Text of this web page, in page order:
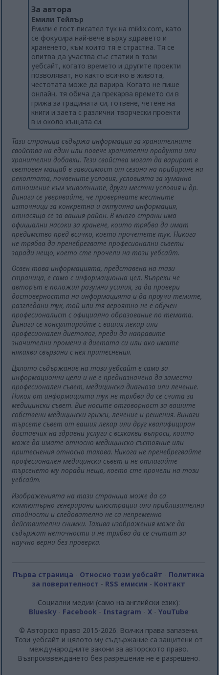
За автора
Емили Тейлър
Емили е гост-писател тук на miklix.com, като
се фокусира най-вече върху здравето и
храненето, към които тя е страстна. Тя се
опитва да участва със статии в този
уебсайт, когато времето и другите проекти
позволяват, но както всичко в живота,
честотата може да варира. Когато не пише
онлайн, тя обича да прекарва времето си в
грижа за градината си, готвене, четене на
книги и заета с различни творчески проекти
в и около къщата си.
Тази страница съдържа информация за хранителните
свойства на един или повече хранителни продукти или
хранителни добавки. Тези свойства могат да варират в
световен мащаб в зависимост от сезона на прибиране на
реколтата, почвените условия, условията за хуманно
отношение към животните, други местни условия и др.
Винаги се уверявайте, че проверявате местните
източници за конкретна и актуална информация,
отнасяща се за вашия район. В много страни има
официални насоки за хранене, които трябва да имат
предимство пред всичко, което прочетете тук. Никога
не трябва да пренебрегвате професионални съвети
заради нещо, което сте прочели на този уебсайт.
Освен това информацията, представена на тази
страница, е само с информационна цел. Въпреки че
авторът е положил разумни усилия, за да провери
достоверността на информацията и да проучи темите,
разгледани тук, той или тя вероятно не е обучен
професионалист с официално образование по темата.
Винаги се консултирайте с вашия лекар или
професионален диетолог, преди да направите
значителни промени в диетата си или ако имате
някакви свързани с нея притеснения.
Цялото съдържание на този уебсайт е само за
информационни цели и не е предназначено да замести
професионален съвет, медицинска диагноза или лечение.
Никоя от информацията тук не трябва да се счита за
медицински съвет. Вие носите отговорност за вашите
собствени медицински грижи, лечение и решения. Винаги
търсете съвет от вашия лекар или друг квалифициран
доставчик на здравни услуги с всякакви въпроси, които
може да имате относно медицинско състояние или
притеснения относно такова. Никога не пренебрегвайте
професионален медицински съвет и не отлагайте
търсенето му поради нещо, което сте прочели на този
уебсайт.
Изображенията на тази страница може да са
компютърно генерирани илюстрации или приблизителни
стойности и следователно не са непременно
действителни снимки. Такива изображения може да
съдържат неточности и не трябва да се считат за
научно верни без проверка.
Първа страница - Относно този уебсайт - Политика
за поверителност - RSS емисии - Контакт
Социални медии (само на английски език):
Bluesky- Facebook - Instagram - X- YouTube
© Авторско право 2015-2026. Всички права запазени.
Този уебсайт и цялото му съдържание са защитени от
международните закони за авторското право.
Възпроизвеждането без разрешение не е разрешено.